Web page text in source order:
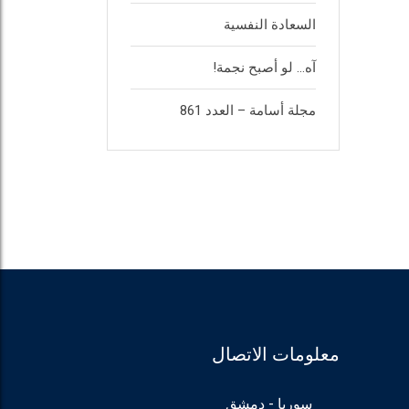
السعادة النفسية
آه… لو أصبح نجمة!
مجلة أسامة – العدد 861
معلومات الاتصال
سوريا - دمشق